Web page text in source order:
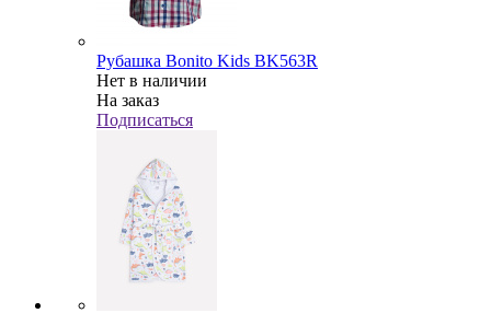
Рубашка Bonito Kids BK563R
Нет в наличии
На заказ
Подписаться